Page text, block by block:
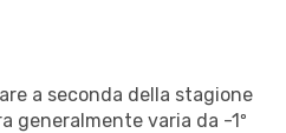
a seconda della stagione
generalmente varia da -1º